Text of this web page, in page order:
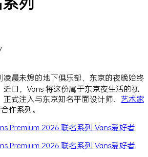
凌晨未熄的地下俱乐部，东京的夜晚始终
日，Vans 将这份属于东京夜生活的视
式注入与东京知名平面设计师、 艺术家
作系列。